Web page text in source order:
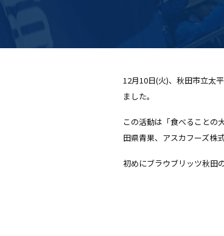
12月10日(火)、秋田市立太
ました。
この活動は「食べることの
田県青果、アスカフーズ株
初めにブラウブリッツ秋田